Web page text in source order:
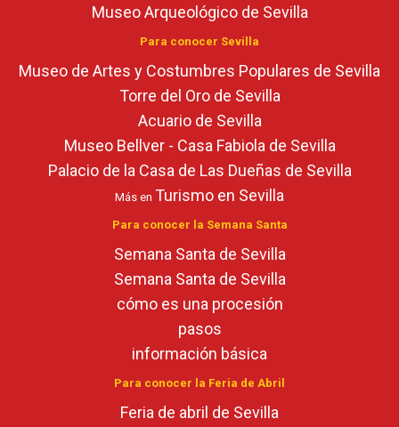
Museo Arqueológico de Sevilla
Para conocer Sevilla
Museo de Artes y Costumbres Populares de Sevilla
Torre del Oro de Sevilla
Acuario de Sevilla
Museo Bellver - Casa Fabiola de Sevilla
Palacio de la Casa de Las Dueñas de Sevilla
Más en Turismo en Sevilla
Para conocer la Semana Santa
Semana Santa de Sevilla
Semana Santa de Sevilla
cómo es una procesión
pasos
información básica
Para conocer la Feria de Abril
Feria de abril de Sevilla